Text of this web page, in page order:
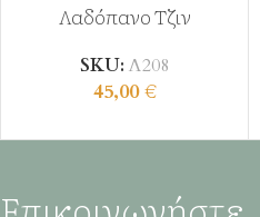
Λαδόπανο Τζιν
SKU: Λ208
45,00€